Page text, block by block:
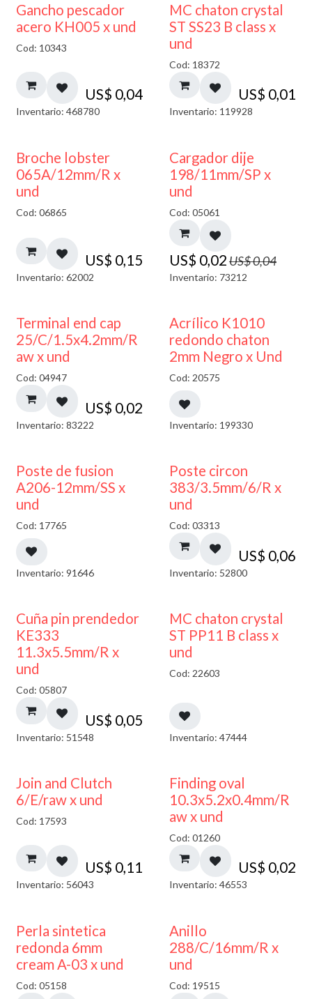
Gancho pescador
acero KH005 x und
Cod: 10343
US$ 0,04
Inventario: 468780
MC chaton crystal
ST SS23 B class x
und
Cod: 18372
US$ 0,01
Inventario: 119928
Broche lobster
065A/12mm/R x
und
Cod: 06865
US$ 0,15
Inventario: 62002
50% DESCUENTO
Cargador dije
198/11mm/SP x
und
Cod: 05061
US$ 0,02US$0,04
Inventario: 73212
Terminal end cap
25/C/1.5x4.2mm/R
aw x und
Cod: 04947
US$ 0,02
Inventario: 83222
50% DESCUENTO
Acrílico K1010
redondo chaton
2mm Negro x Und
Cod: 20575
Inventario: 199330
Poste de fusion
A206-12mm/SS x
und
Cod: 17765
Inventario: 91646
Poste circon
383/3.5mm/6/R x
und
Cod: 03313
US$ 0,06
Inventario: 52800
Cuña pin prendedor
KE333
11.3x5.5mm/R x
und
Cod: 05807
US$ 0,05
Inventario: 51548
MC chaton crystal
ST PP11 B class x
und
Cod: 22603
Inventario: 47444
Join and Clutch
6/E/raw x und
Cod: 17593
US$ 0,11
Inventario: 56043
Finding oval
10.3x5.2x0.4mm/R
aw x und
Cod: 01260
US$ 0,02
Inventario: 46553
Perla sintetica
redonda 6mm
cream A-03 x und
Cod: 05158
Anillo
288/C/16mm/R x
und
Cod: 19515